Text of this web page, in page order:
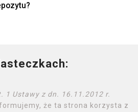
1 Ustawy z dn. 16.11.2012 r.
że ta strona korzysta z